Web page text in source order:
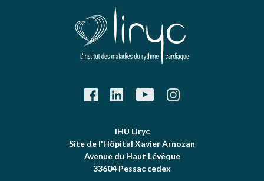
IHU Liryc
Site de l'Hôpital Xavier Arnozan
Avenue du Haut Lévêque
33604 Pessac cedex